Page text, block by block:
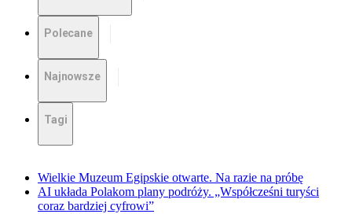
Polecane
Najnowsze
Tagi
Wielkie Muzeum Egipskie otwarte. Na razie na próbę
AI układa Polakom plany podróży. „Współcześni turyści
coraz bardziej cyfrowi”